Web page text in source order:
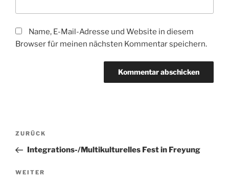
Name, E-Mail-Adresse und Website in diesem
Browser für meinen nächsten Kommentar speichern.
Beitragsnavigation
Vorheriger
Beitrag
ZURÜCK
Integrations-/Multikulturelles Fest in Freyung
Nächster
WEITER